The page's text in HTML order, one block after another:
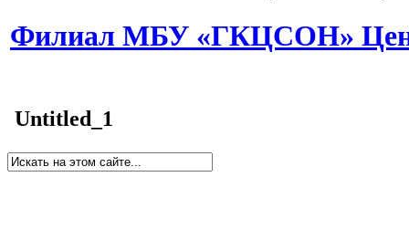
Филиал МБУ «ГКЦСОН»
Untitled_1